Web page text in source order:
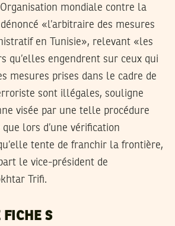
mondiale contre la
«l’arbitraire des mesures
en Tunisie», relevant «les
qu’elles engendrent sur ceux qui
mesures prises dans le cadre de
sont illégales, souligne
visée par une telle procédure
que lors d’une vérification
tente de franchir la frontière,
le vice-président de
Trifi.
FICHE S